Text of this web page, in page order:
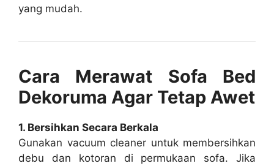
yang mudah.
Cara Merawat Sofa Bed
Dekoruma Agar Tetap Awet
1. Bersihkan Secara Berkala
Gunakan vacuum cleaner untuk membersihkan
debu dan kotoran di permukaan sofa. Jika